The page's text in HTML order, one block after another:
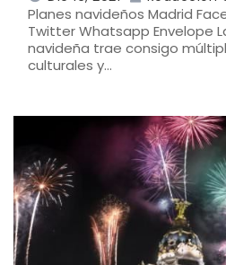
Planes navideños Madrid
Twitter Whatsapp Envelope
navideña trae consigo
culturales y…